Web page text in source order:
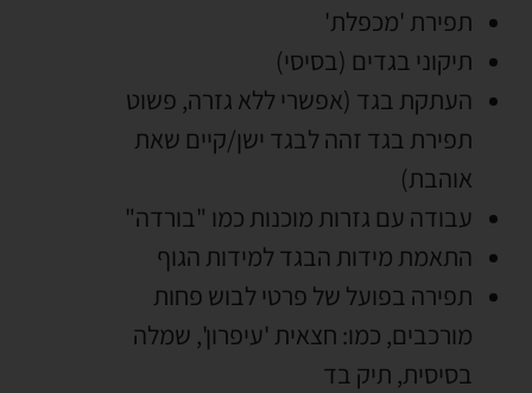
תפירת 'מכפלת'
תיקוני בגדים (בסיסי)
העתקת בגד (אפשרי ללא גזרה, פשוט
תפירת בגד זהה לבגד ישן/קיים שאת
אוהבת)
עבודה עם גזרות מוכנות כמו "בורדה"
התאמת מידות הבגד למידות הגוף
תפירה בפועל של פרטי לבוש פחות
מורכבים, כמו: חצאית 'עיפרון', שמלה
בסיסית, תיק בד